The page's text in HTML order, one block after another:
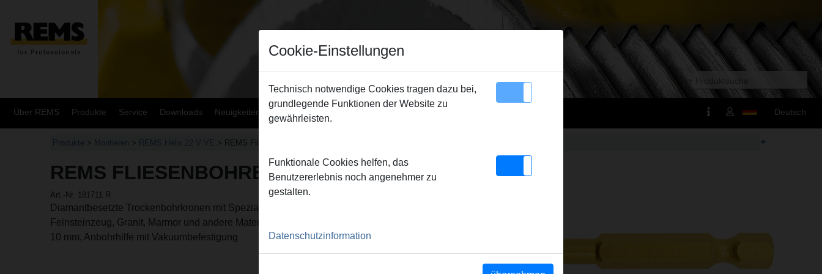
Über REMS Produkte Service Downloads Neuigkeiten Sitemap Deutsch
Produkte > Montieren > REMS Helix 22 V VE > REMS Fliesenbohrer Ø 6 mm +
REMS FLIESENBOHRER Ø 6 MM
Art.-Nr. 181711 R
Diamantbesetzte Trockenbohrkronen mit Spezial-Wachsfüllung. Für Keramik,
Feinsteinzeug, Granit, Marmor und andere Materialien. Fliesenbohrer Dm. 6, 8,
10 mm, Anbohrhilfe mit Vakuumbefestigung
Cookie-Einstellungen
Technisch notwendige Cookies tragen dazu bei,
grundlegende Funktionen der Website zu
gewährleisten.
Funktionale Cookies helfen, das
Benutzererlebnis noch angenehmer zu
gestalten.
Datenschutzinformation